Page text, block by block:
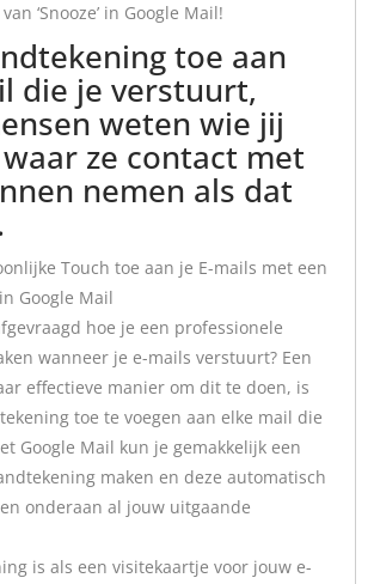
‘Snooze’ in Google Mail!
toe aan
die je verstuurt,
weten wie jij
ze contact met
nemen als dat
Touch toe aan je E-mails met een
Google Mail
hoe je een professionele
wanneer je e-mails verstuurt? Een
effectieve manier om dit te doen, is
toe te voegen aan elke mail die
Google Mail kun je gemakkelijk een
maken en deze automatisch
onderaan al jouw uitgaande
is als een visitekaartje voor jouw e-